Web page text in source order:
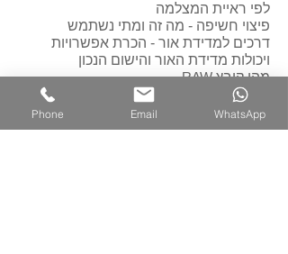
לפי ראיית המצלמה
פיצוי חשיפה - מה זה ומתי נשתמש
דרכים למדידת אור - הכרת אפשרויות
ויכולות מדידת האור והישום הנכון
מהו קובץRAW
כלים יעודיים לעיבוד בתוכנת פוטושופ
פלאש - מדוע ומתי משתמשים בפלאש
Phone Email WhatsApp